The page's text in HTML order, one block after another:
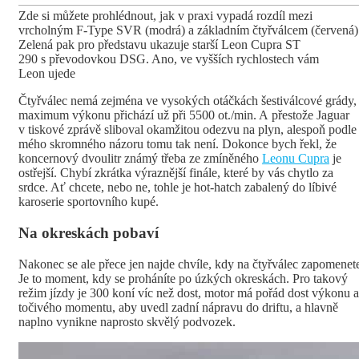
Zde si můžete prohlédnout, jak v praxi vypadá rozdíl mezi
vrcholným F-Type SVR (modrá) a základním čtyřválcem
Zelená pak pro představu ukazuje starší Leon Cupra ST
290 s převodovkou DSG. Ano, ve vyšších rychlostech vám
Leon ujede
Čtyřválec nemá zejména ve vysokých otáčkách šestiválcové grády,
maximum výkonu přichází už při 5500 ot./min. A přestože Jaguar
v tiskové zprávě sliboval okamžitou odezvu na plyn, alespoň podle
mého skromného názoru tomu tak není. Dokonce bych řekl, že
koncernový dvoulitr známý třeba ze zmíněného Leonu Cupra je
ostřejší. Chybí zkrátka výraznější finále, které by vás chytlo za
srdce. Ať chcete, nebo ne, tohle je hot-hatch zabalený do líbivé
karoserie sportovního kupé.
Na okreskách pobaví
Nakonec se ale přece jen najde chvíle, kdy na čtyřválec
Je to moment, kdy se proháníte po úzkých okreskách. Pro takový
režim jízdy je 300 koní víc než dost, motor má pořád dost výkonu a
točivého momentu, aby uvedl zadní nápravu do driftu, a hlavně
naplno vynikne naprosto skvělý podvozek.